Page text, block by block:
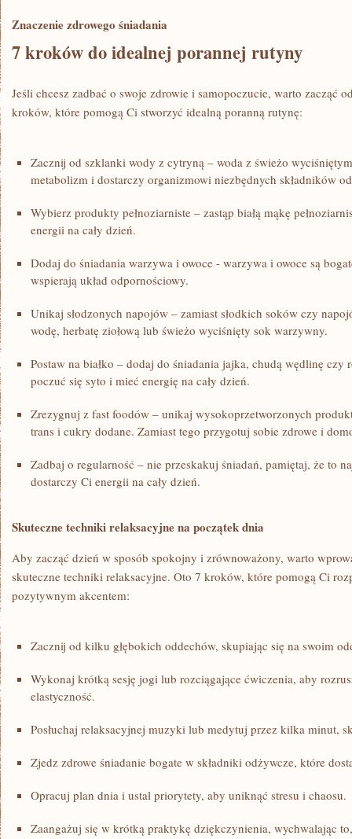
Znaczenie zdrowego śniadania
7 ⁢kroków⁣ do idealnej⁢ porannej rutyny
Jeśli chcesz zadbać o swoje zdrowie i samopoczucie, warto zacząć
kroków, które pomogą Ci stworzyć idealną poranną rutynę:
Zacznij od szklanki wody z cytryną – woda z świeżo
metabolizm i dostarczy organizmowi niezbędnych składników
Wybierz produkty pełnoziarniste – zastąp białą mąkę
energii na cały dzień.
Dodaj ‌do śniadania warzywa i ‌owoce ‍- warzywa i owoce ⁣są
wspierają układ odpornościowy.
Unikaj słodzonych napojów – ​zamiast słodkich soków czy
⁤wodę, herbatę ziołową lub świeżo wyciśnięty sok warzywny.
Postaw na białko – dodaj do ⁢śniadania jajka, chudą wędlinę czy
poczuć się syto i mieć energię na cały dzień.
Zrezygnuj z fast foodów – unikaj wysokoprzetworzonych
trans i cukry dodane. Zamiast tego przygotuj sobie zdrowe i‌
Zadbaj o regularność – nie przeskakuj śniadań, pamiętaj, że to
dostarczy Ci energii na cały dzień.
Skuteczne techniki relaksacyjne na początek dnia
Aby zacząć dzień w sposób spokojny i zrównoważony, ⁤warto
skuteczne techniki relaksacyjne. Oto 7 kroków, które pomogą Ci
pozytywnym akcentem:
Zacznij od kilku głębokich oddechów, skupiając się na ⁤swoim
Wykonaj krótką sesję ‌jogi lub rozciągające ćwiczenia, aby
elastyczność.
Posłuchaj relaksacyjnej muzyki lub medytuj‌ przez kilka⁤ minut,
Zjedz zdrowe śniadanie bogate w składniki odżywcze, które
Opracuj plan dnia i ustal priorytety, aby uniknąć stresu i chaosu.
Zaangażuj ⁣się w krótką praktykę dziękczynienia, wychwalając